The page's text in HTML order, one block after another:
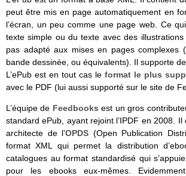
peut être mis en page automatiquement en
l’écran, un peu comme une page web. Ce
texte simple ou du texte avec des illustrations
pas adapté aux mises en pages complexes
bande dessinée, ou équivalents). Il supporte
L’ePub est en tout cas le format le plus
avec le PDF (lui aussi supporté sur le site de
L’équipe de Feedbooks est un gros
standard ePub, ayant rejoint l’IPDF en 2008.
architecte de l’OPDS (Open Publication
format XML qui permet la distribution
catalogues au format standardisé qui
pour les ebooks eux-mêmes.